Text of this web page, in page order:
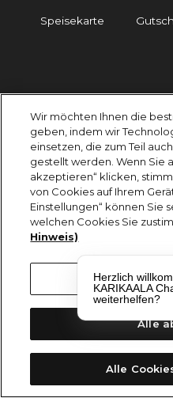
Speisekarte
KARIKAALA ©2026 -
Alle
Herzlich
KARIKAALA
weiterhelfen?
Wir möchten Ihnen die
geben, indem wir
einsetzen, die zum Teil
gestellt werden. Wenn Sie
akzeptieren“ klicken,
von Cookies auf Ihrem
Einstellungen“ können Sie
welchen Cookies Sie
Hinweis)
Cookie-
Alle
Alle